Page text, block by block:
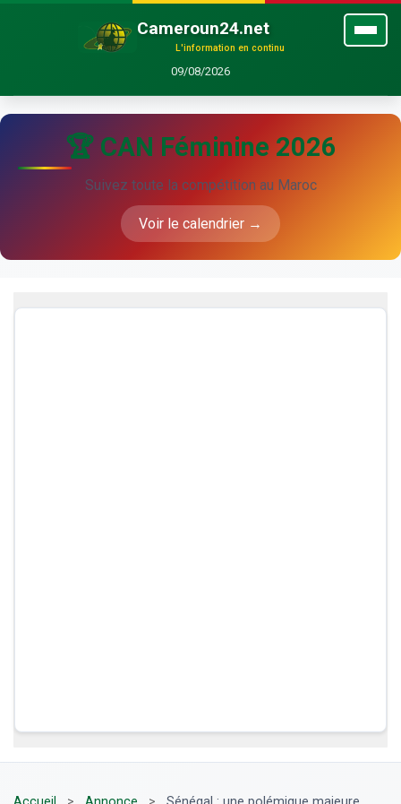
Cameroun24.net
L'information en continu
09/08/2026
🏆 CAN Féminine 2026
Suivez toute la compétition au Maroc
Voir le calendrier →